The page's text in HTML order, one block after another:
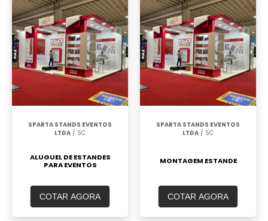
SPARTA STANDS EVENTOS
LTDA / SC
ALUGUEL DE ESTANDES
PARA EVENTOS
COTAR AGORA
SPARTA STANDS EVENTOS
LTDA / SC
MONTAGEM ESTANDE
COTAR AGORA